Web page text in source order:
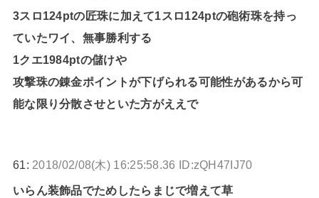
3スロ124ptの匠珠に加えて1スロ124ptの砲術珠を持っ
ていたワイ、無事勝利する
1クエ1984ptの儲けや
攻撃珠の錬金ポイントが下げられる可能性があるから可
能な限り分散させといた方がええで
61: 2018/02/08(木) 16:25:58.36 ID:zQH47IJ70
いらん装飾品でためしたらまじで増えて草